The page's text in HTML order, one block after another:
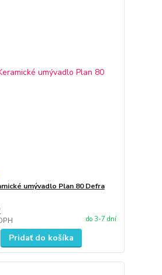
umývadlo Plan 80 Defra
do 3-7 dní
Pridať do košíka